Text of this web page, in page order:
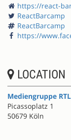
https://react-
ReactBarcamp
ReactBarcamp
https://
LOCATION
Mediengruppe
Picassoplatz 1
50679 Köln